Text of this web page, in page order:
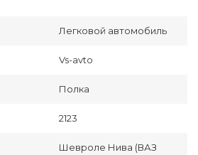
Легковой автомобиль
Vs-avto
Полка
2123
Шевроле Нива (ВАЗ